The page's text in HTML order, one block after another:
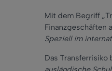
Mit dem Begriff
Finanzgeschäften
Speziell im
Das